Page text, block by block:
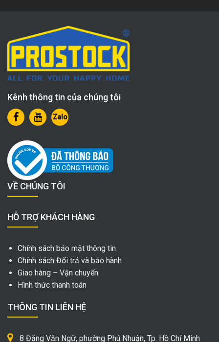
Kênh thông tin của chúng tôi
Zalo
VỀ CHÚNG TÔI
HỖ TRỢ KHÁCH HÀNG
Chính sách bảo mật thông tin
Chính sách Đổi trả và bảo hành
Giao hàng – Vận chuyển
Hình thức thanh toán
THÔNG TIN LIÊN HỆ
8 Đặng Văn Ngữ, phường Phú Nhuận, Tp. Hồ Chí Minh